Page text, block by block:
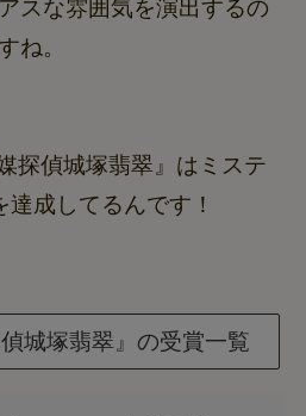
スな雰囲気を演出するの
ね。
探偵城塚翡翠』はミステ
成してるんです！
城塚翡翠』の受賞一覧